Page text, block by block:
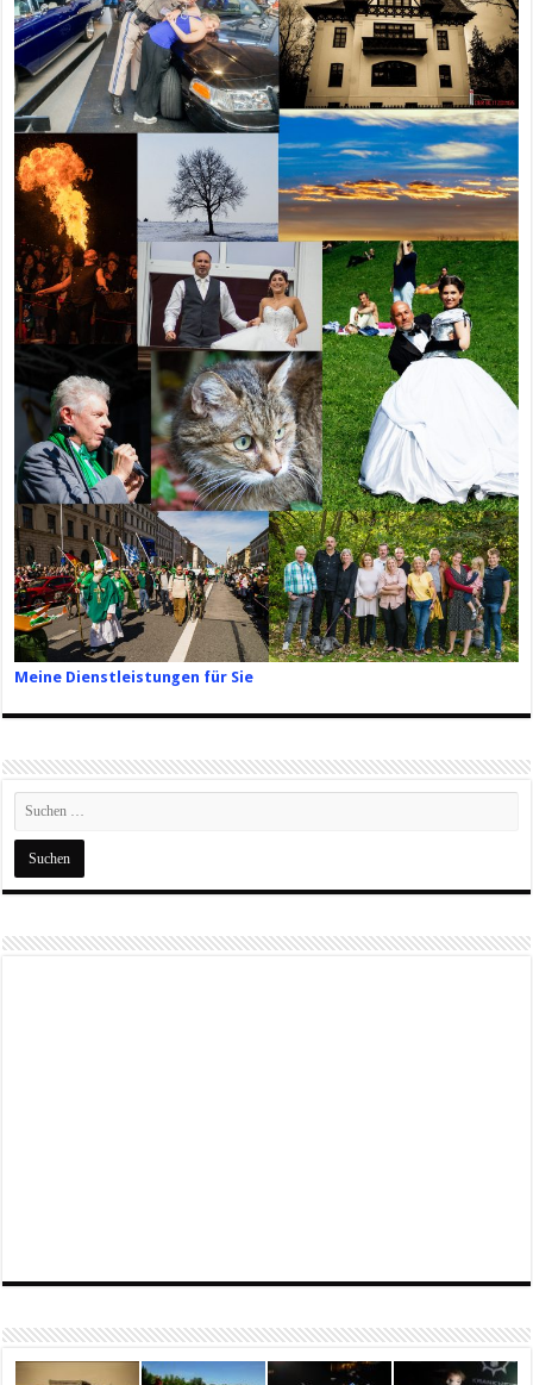
Meine Dienstleistungen für Sie